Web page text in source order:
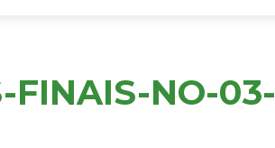
FINAIS-NO-03-